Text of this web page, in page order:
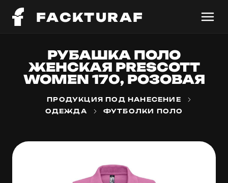
FACKTURAF
РУБАШКА ПОЛО
ЖЕНСКАЯ PRESCOTT
WOMEN 170, РОЗОВАЯ
ПРОДУКЦИЯ ПОД НАНЕСЕНИЕ
ОДЕЖДА
ФУТБОЛКИ ПОЛО